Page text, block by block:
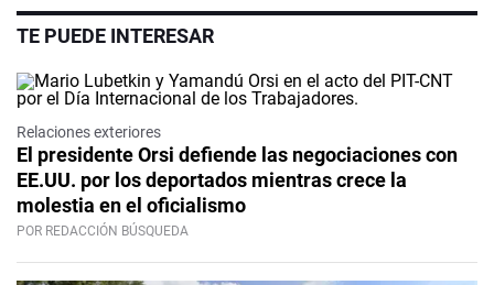
TE PUEDE INTERESAR
Relaciones exteriores
El presidente Orsi defiende las negociaciones con
EE.UU. por los deportados mientras crece la
molestia en el oficialismo
POR REDACCIÓN BÚSQUEDA